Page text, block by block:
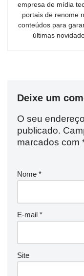
empresa de mídia
portais de renome
conteúdos para
últimas
Deixe um
O seu
publicado.
marcados com
Nome *
E-mail *
Site